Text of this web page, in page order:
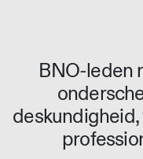
BNO-leden